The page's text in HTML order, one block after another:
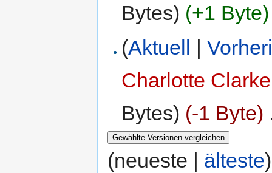
Bytes) (+1 Byte)
(Aktuell |
Charlotte Clarke
Bytes) (-1 Byte)
(neueste | älteste